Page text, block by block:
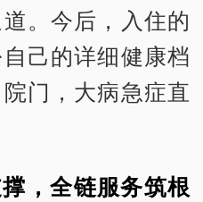
。今后，入住的
己的详细健康档
门，大病急症直
，全链服务筑根